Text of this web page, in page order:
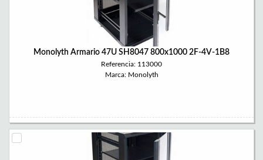
Monolyth Armario 47U SH8047 800x1000 2F-4V-1B8
Referencia: 113000
Marca: Monolyth